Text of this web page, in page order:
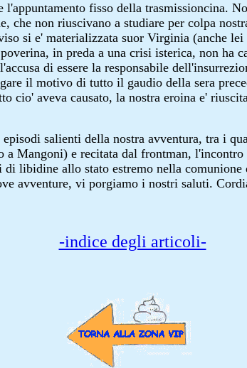
fisso della trasmissioncina.
che non riuscivano a studiare per colpa
si e' materializzata suor Virginia (anche
in preda a una crisi isterica, non ha
di essere la responsabile
il motivo di tutto il gaudio della sera
aveva causato, la nostra eroina e'
salienti della nostra avventura, tra i
a Mangoni) e recitata dal frontman,
libidine allo stato estremo nella
avventure, vi porgiamo i nostri saluti.
-indice degli articoli-